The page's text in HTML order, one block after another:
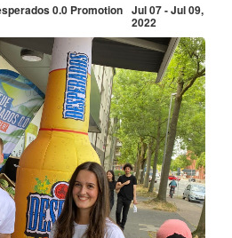
0.0 Promotion Jul 07 - Jul 09,
2022